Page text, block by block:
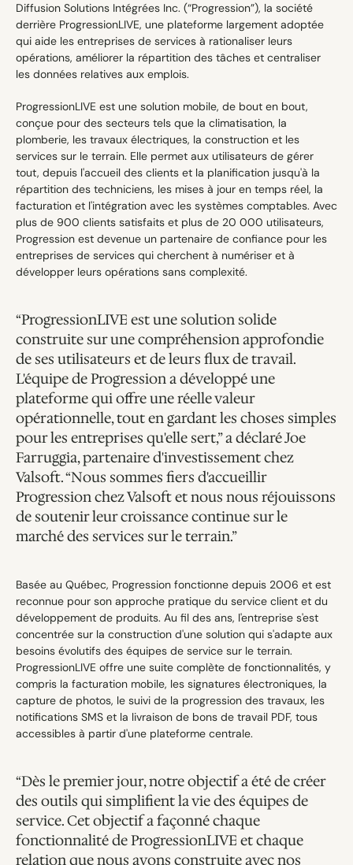
Diffusion Solutions Intégrées Inc. (“Progression”), la société
derrière ProgressionLIVE, une plateforme largement adoptée
qui aide les entreprises de services à rationaliser leurs
opérations, améliorer la répartition des tâches et centraliser
les données relatives aux emplois.
ProgressionLIVE est une solution mobile, de bout en bout,
conçue pour des secteurs tels que la climatisation, la
plomberie, les travaux électriques, la construction et les
services sur le terrain. Elle permet aux utilisateurs de gérer
tout, depuis l'accueil des clients et la planification jusqu'à la
répartition des techniciens, les mises à jour en temps réel, la
facturation et l'intégration avec les systèmes comptables. Avec
plus de 900 clients satisfaits et plus de 20 000 utilisateurs,
Progression est devenue un partenaire de confiance pour les
entreprises de services qui cherchent à numériser et à
développer leurs opérations sans complexité.
“ProgressionLIVE est une solution solide
construite sur une compréhension approfondie
de ses utilisateurs et de leurs flux de travail.
L'équipe de Progression a développé une
plateforme qui offre une réelle valeur
opérationnelle, tout en gardant les choses simples
pour les entreprises qu'elle sert,” a déclaré Joe
Farruggia, partenaire d'investissement chez
Valsoft. “Nous sommes fiers d'accueillir
Progression chez Valsoft et nous nous réjouissons
de soutenir leur croissance continue sur le
marché des services sur le terrain.”
Basée au Québec, Progression fonctionne depuis 2006 et est
reconnue pour son approche pratique du service client et du
développement de produits. Au fil des ans, l'entreprise s'est
concentrée sur la construction d'une solution qui s'adapte aux
besoins évolutifs des équipes de service sur le terrain.
ProgressionLIVE offre une suite complète de fonctionnalités, y
compris la facturation mobile, les signatures électroniques, la
capture de photos, le suivi de la progression des travaux, les
notifications SMS et la livraison de bons de travail PDF, tous
accessibles à partir d'une plateforme centrale.
“Dès le premier jour, notre objectif a été de créer
des outils qui simplifient la vie des équipes de
service. Cet objectif a façonné chaque
fonctionnalité de ProgressionLIVE et chaque
relation que nous avons construite avec nos